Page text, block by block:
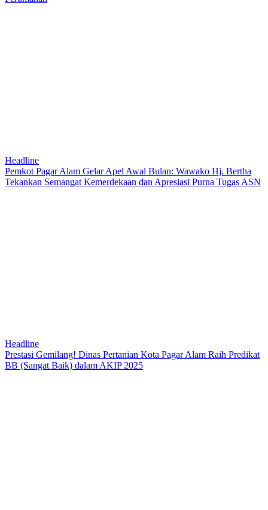
Headline
Pemkot Pagar Alam Gelar Apel Awal Bulan: Wawako Hj. Bertha
Tekankan Semangat Kemerdekaan dan Apresiasi Purna Tugas ASN
Headline
Prestasi Gemilang! Dinas Pertanian Kota Pagar Alam Raih Predikat
BB (Sangat Baik) dalam AKIP 2025